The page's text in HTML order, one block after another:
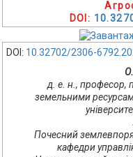
DOI:
DOI: 10.32702/2306-
д. е. н., професор,
земельними
Почесний
кафедри